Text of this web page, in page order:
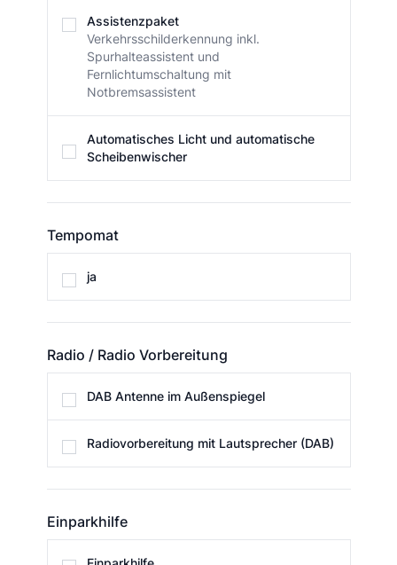
Assistenzpaket
Verkehrsschilderkennung inkl.
Spurhalteassistent und
Fernlichtumschaltung mit
Notbremsassistent
Automatisches Licht und automatische
Scheibenwischer
Tempomat
ja
Radio / Radio Vorbereitung
DAB Antenne im Außenspiegel
Radiovorbereitung mit Lautsprecher (DAB)
Einparkhilfe